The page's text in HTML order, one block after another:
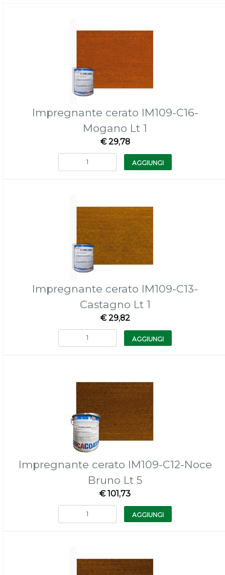
Impregnante cerato IM109-C16-
Mogano Lt 1
€ 29,78
Quantità
AGGIUNGI
Impregnante cerato IM109-C13-
Castagno Lt 1
€ 29,82
Quantità
AGGIUNGI
Impregnante cerato IM109-C12-Noce
Bruno Lt 5
€ 101,73
Quantità
AGGIUNGI